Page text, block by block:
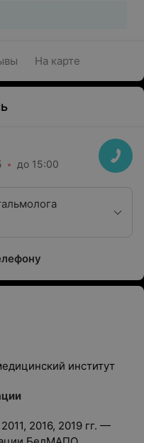
На карте
до 15:00
институт
2016, 2019 гг. —